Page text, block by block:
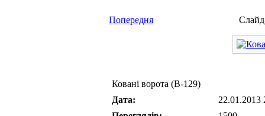
Попередня
Ковані ворота (В-129)
Дата:
22.01.2013